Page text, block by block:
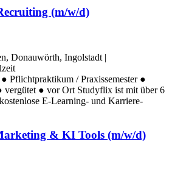
(m/w/d)
Donauwörth, Ingolstadt |
Pflichtpraktikum / Praxissemester ●
vergütet ● vor Ort Studyflix ist mit über 6
E-Learning- und Karriere-
& KI Tools (m/w/d)